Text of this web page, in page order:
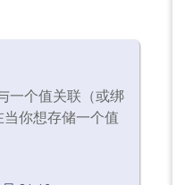
一个值关联（或绑
你想存储一个值